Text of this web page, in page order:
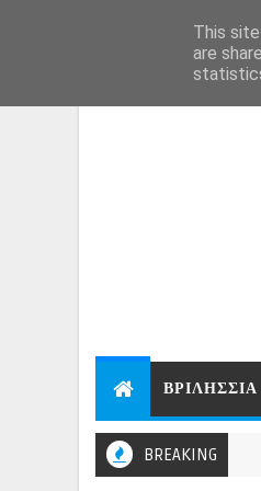
ΒΡΙΛΗΣΣΙΑ
BREAKING
This
are